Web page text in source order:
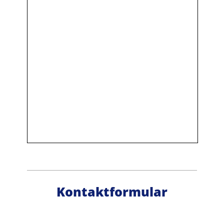
Kontaktformular